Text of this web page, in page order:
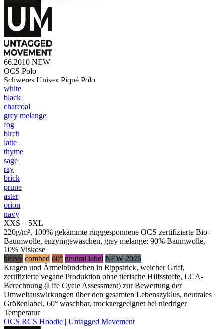
66.2010 NEW
OCS Polo
Schweres Unisex Piqué Polo
white
black
charcoal
grey melange
fog
birch
latte
thyme
sage
ray
brick
prune
aster
orion
navy
XXS – 5XL
220g/m², 100% gekämmte ringgesponnene OCS zertifizierte Bio-
Baumwolle, enzymgewaschen, grey melange: 90% Baumwolle,
10% Viskose
heavy combed 60° neutral label NEW 2026
Kragen und Ärmelbündchen in Rippstrick, weicher Griff,
zertifizierte vegane Produktion ohne tierische Hilfsstoffe, LCA-
Berechnung (Life Cycle Assessment) zur Bewertung der
Umweltauswirkungen über den gesamten Lebenszyklus, neutrales
Größenlabel, 60° waschbar, trocknergeeignet bei niedriger
Temperatur
OCS RCS Hoodie | Untagged Movement